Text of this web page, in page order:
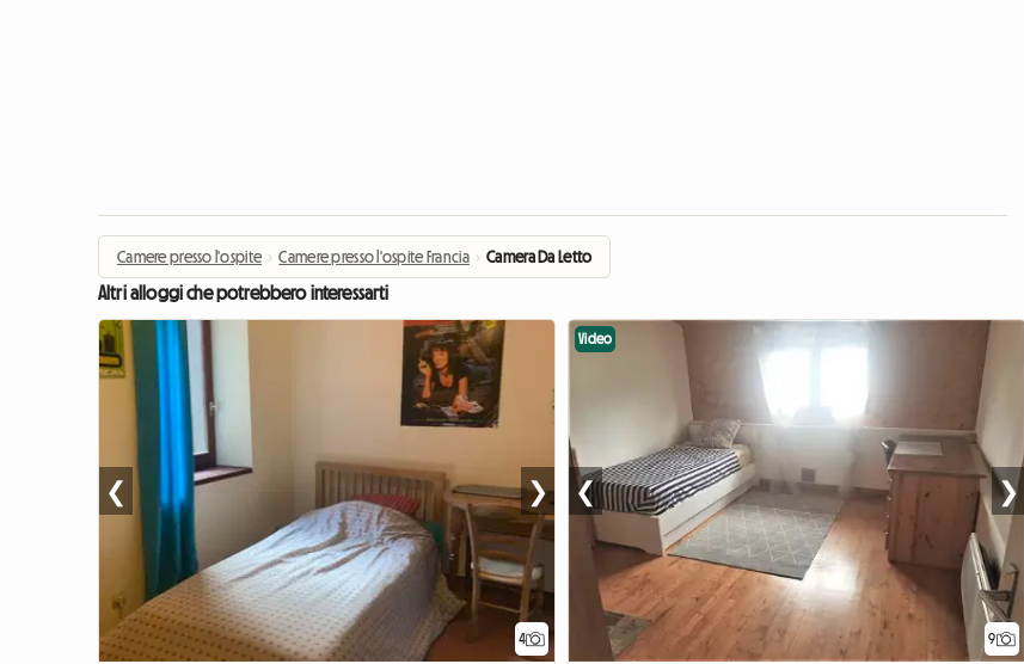
Camere presso l'ospite › Camere presso l'ospite Francia › Camera Da Letto
Altri alloggi che potrebbero interessarti
4
❮ ❯
9
Video
❮ ❯